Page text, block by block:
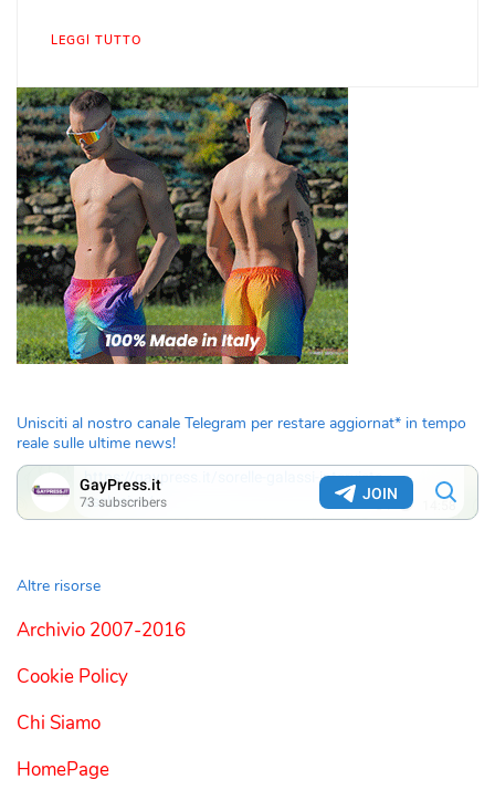
LEGGI TUTTO
Unisciti al nostro canale Telegram per restare aggiornat* in tempo
reale sulle ultime news!
Altre risorse
Archivio 2007-2016
Cookie Policy
Chi Siamo
HomePage